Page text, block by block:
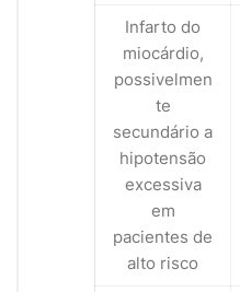
Infarto do
miocárdio,
possivelmen
te
secundário a
hipotensão
excessiva
em
pacientes de
alto risco